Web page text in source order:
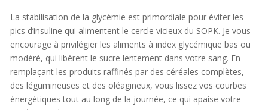
La stabilisation de la glycémie est primordiale pour éviter les
pics d’insuline qui alimentent le cercle vicieux du SOPK. Je vous
encourage à privilégier les aliments à index glycémique bas ou
modéré, qui libèrent le sucre lentement dans votre sang. En
remplaçant les produits raffinés par des céréales complètes,
des légumineuses et des oléagineux, vous lissez vos courbes
énergétiques tout au long de la journée, ce qui apaise votre